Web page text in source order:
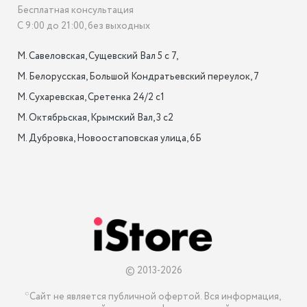
Бесплатная консультация
С 9:00 до 21:00, без выходных
М. Савеловская, Сущевский Вал 5 с 7,
М. Белорусская, Большой Кондратьевский переулок, 7
М. Сухаревская, Сретенка 24/2 с1
М. Октябрьская, Крымский Вал, 3 с2
М. Дубровка, Новоостаповская улица, 6Б
© 2013-2026
*Сайт не является публичной офертой. Вся информация,